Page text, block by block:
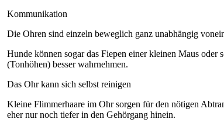
Kommunikation
Die Ohren sind einzeln beweglich ganz unabhängig
Hunde können sogar das Fiepen einer kleinen Maus
(Tonhöhen) besser wahrnehmen.
Das Ohr kann sich selbst reinigen
Kleine Flimmerhaare im Ohr sorgen für den nötigen
eher nur noch tiefer in den Gehörgang hinein.